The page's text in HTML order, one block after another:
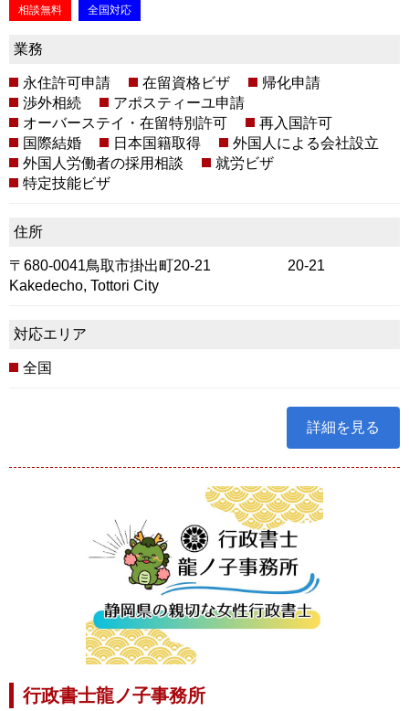
相談無料 全国対応
業務
永住許可申請 在留資格ビザ
帰化申請
渉外相続
アポスティーユ申請
オーバーステイ・在留特別許可
再入国許可
国際結婚
日本国籍取得
外国人による会社設立
外国人労働者の採用相談
就労ビザ
特定技能ビザ
住所
〒680-0041鳥取市掛出町20-21 20-21
Kakedecho, Tottori City
対応エリア
全国
詳細を見る
行政書士龍ノ子事務所